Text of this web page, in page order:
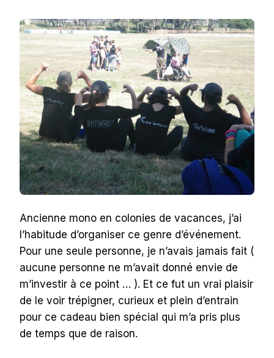
Ancienne mono en colonies de vacances, j’ai
l’habitude d’organiser ce genre d’événement.
Pour une seule personne, je n’avais jamais fait (
aucune personne ne m’avait donné envie de
m’investir à ce point … ). Et ce fut un vrai plaisir
de le voir trépigner, curieux et plein d’entrain
pour ce cadeau bien spécial qui m’a pris plus
de temps que de raison.